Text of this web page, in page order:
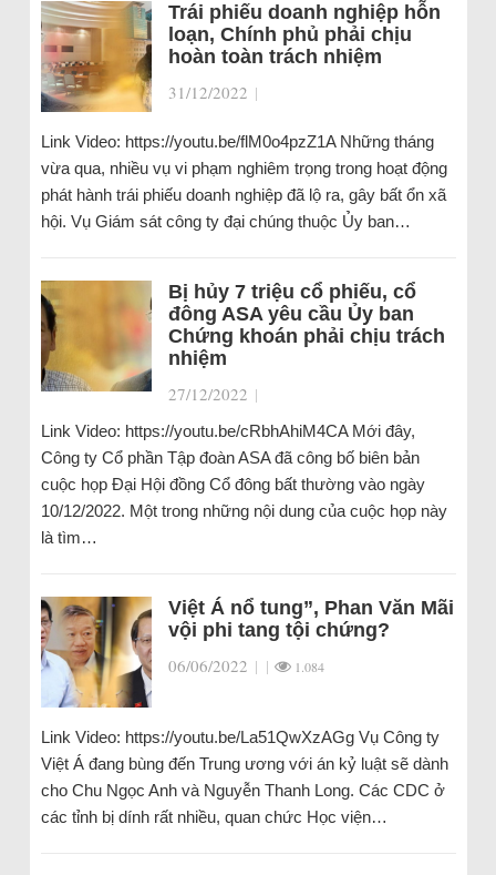
Trái phiếu doanh nghiệp hỗn
loạn, Chính phủ phải chịu
hoàn toàn trách nhiệm
31/12/2022 |
Link Video: https://youtu.be/flM0o4pzZ1A Những tháng
vừa qua, nhiều vụ vi phạm nghiêm trọng trong hoạt động
phát hành trái phiếu doanh nghiệp đã lộ ra, gây bất ổn xã
hội. Vụ Giám sát công ty đại chúng thuộc Ủy ban…
Bị hủy 7 triệu cổ phiếu, cổ
đông ASA yêu cầu Ủy ban
Chứng khoán phải chịu trách
nhiệm
27/12/2022 |
Link Video: https://youtu.be/cRbhAhiM4CA Mới đây,
Công ty Cổ phần Tập đoàn ASA đã công bố biên bản
cuộc họp Đại Hội đồng Cổ đông bất thường vào ngày
10/12/2022. Một trong những nội dung của cuộc họp này
là tìm…
Việt Á nổ tung”, Phan Văn Mãi
vội phi tang tội chứng?
06/06/2022 | | 1.084
Link Video: https://youtu.be/La51QwXzAGg Vụ Công ty
Việt Á đang bùng đến Trung ương với án kỷ luật sẽ dành
cho Chu Ngọc Anh và Nguyễn Thanh Long. Các CDC ở
các tỉnh bị dính rất nhiều, quan chức Học viện…